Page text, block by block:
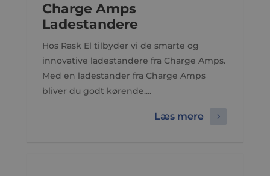
Charge Amps
Ladestandere
Hos Rask El tilbyder vi de smarte og
innovative ladestandere fra Charge Amps.
Med en ladestander fra Charge Amps
bliver du godt kørende....
Læs mere